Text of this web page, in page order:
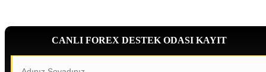
CANLI FOREX DESTEK ODASI KAYIT